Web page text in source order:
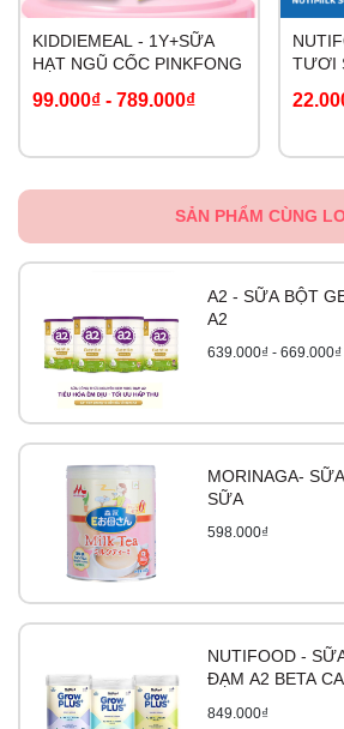
KIDDIEMEAL - 1Y+SỮA
HẠT NGŨ CỐC PINKFONG
99.000₫ - 789.000₫
TƯƠI
SẢN PHẨM CÙNG
A2 - SỮA BỘT
A2
639.000₫ - 669.000₫
MORINAGA-
SỮA
598.000₫
NUTIFOOD -
ĐẠM A2 BETA
849.000₫